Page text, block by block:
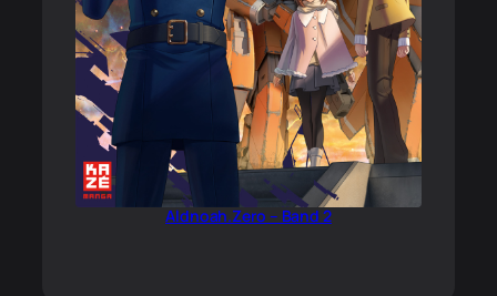
Aldnoah.Zero – Band 2